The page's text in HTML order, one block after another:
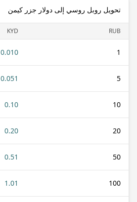
تحويل روبل روسي إلى دولار جزر كيمن
RUB
KYD
1
0.010
5
0.051
10
0.10
20
0.20
50
0.51
100
1.01